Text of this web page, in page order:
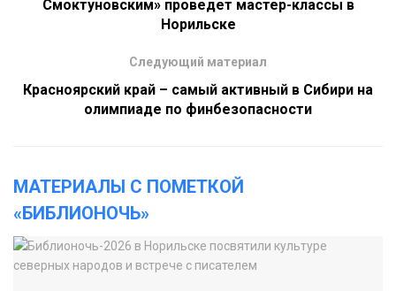
Смоктуновским» проведет мастер-классы в
Норильске
Следующий материал
Красноярский край – самый активный в Сибири на
олимпиаде по финбезопасности
МАТЕРИАЛЫ С ПОМЕТКОЙ
«БИБЛИОНОЧЬ»